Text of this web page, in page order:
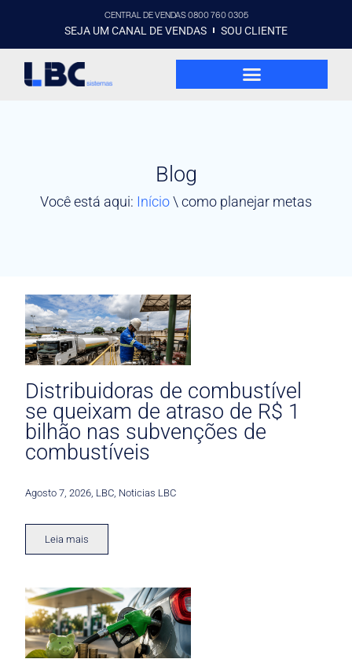
CENTRAL DE VENDAS 0800 760 0305
SEJA UM CANAL DE VENDAS SOU CLIENTE
Blog
Você está aqui: Início\ como planejar metas
Distribuidoras de combustível
se queixam de atraso de R$ 1
bilhão nas subvenções de
combustíveis
Agosto 7, 2026 LBC Noticias LBC
Leia mais